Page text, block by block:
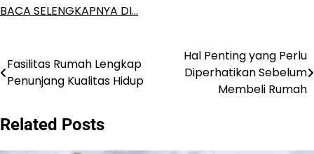
BACA SELENGKAPNYA DI…
Post
navigation
Fasilitas Rumah Lengkap
Penunjang Kualitas Hidup
Hal Penting yang Perlu
Diperhatikan Sebelum
Membeli Rumah
Related Posts